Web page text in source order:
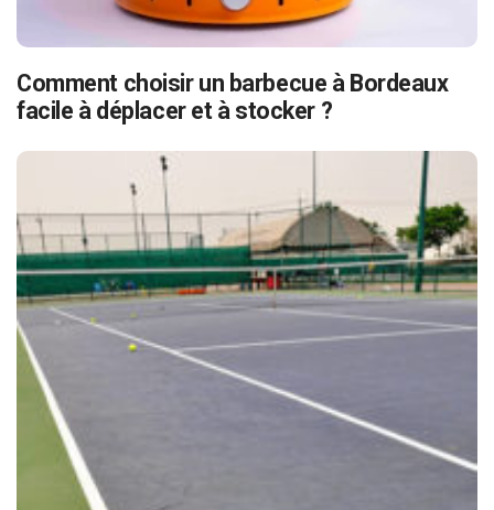
Comment choisir un barbecue à Bordeaux
facile à déplacer et à stocker ?